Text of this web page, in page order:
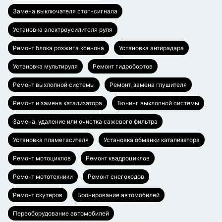
Замена выключателя стоп-сигнала
Установка электроусилителя руля
Ремонт блока розжига ксенона Установка антирадара
Установка мультируля Ремонт гидробортов
Ремонт выхлопной системы Ремонт, замена глушителя
Ремонт и замена катализатора Тюнинг выхлопной системы
Замена, удаление или очистка сажевого фильтра
Установка пламегасителя Установка обманки катализатора
Ремонт мотоциклов Ремонт квадроциклов
Ремонт мототехники Ремонт снегоходов
Ремонт скутеров Бронирование автомобилей
Переоборудование автомобилей